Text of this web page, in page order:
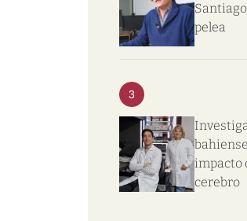
pelea
3
impacto
cerebro